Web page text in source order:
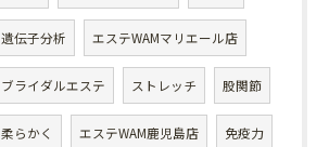
遺伝子分析 エステWAMマリエール店
ブライダルエステ ストレッチ 股関節
柔らかく エステWAM鹿児島店 免疫力